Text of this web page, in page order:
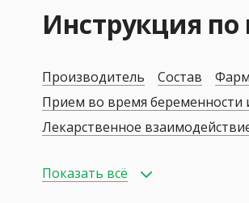
Инструкция
Производитель Состав
Прием во время беременности
Лекарственное
Показать всё